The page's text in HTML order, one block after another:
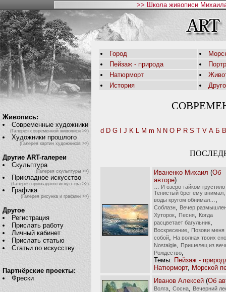
>> Школа живописи
Живопись:
Современные художники
(Галерея современной живописи >>)
Художники прошлого
(Галерея картин художников >>)
Другие ART-галереи
Скульптура
(Галерея скульптуры >>)
Прикладное искусство
(Галерея прикладного искусства >>)
Графика
(Галерея рисунка и графики >>)
Другое
Регистрация
Прислать работу
Личный кабинет
Прислать статью
Статьи по искусству
Партнёрские проекты:
Фрески
Город
Пейзаж - природа
Натюрморт
История
d D G J K L M m N N O P R S T V А Б В
Иваненко Михаил (Об
авторе)
… И озеро тайком грустило
Тенистый брег ему внимал,
воды кругом обнимал…
Соблазн
Вечер
Хуторок
Песня
Когда
расцветает багульник
Воскресение
Позови меня
собой
На волнах твоих
Nostalgie
Пришелец из
Рождество
Темы: Пейзаж -
Натюрморт, Морской
Иванов Алексей (Об
Волга Сосна
Вечерний